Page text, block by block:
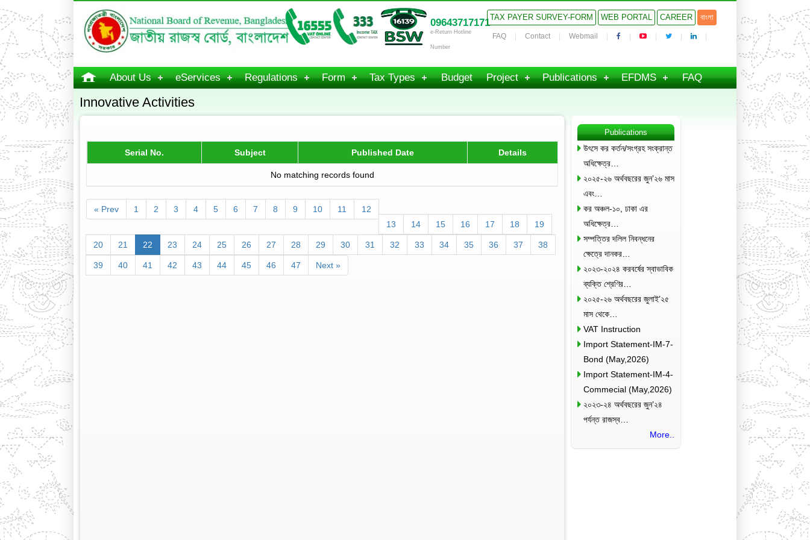
09643717171
e-Return Hotline
Number
TAX PAYER SURVEY-FORM WEB PORTAL CAREER বাংলা
FAQ Contact Webmail
About Us eServices Regulations Form Tax Types Budget Project Publications EFDMS FAQ
Innovative Activities
Serial No. Subject Published Date Details
No matching records found
« Prev 1 2 3 4 5 6 7 8 9 10 11
12
13
14 15 16 17 18 19
20 21 22 23 24 25 26 27 28 29 30 31 32 33 34 35 36 37 38
39 40 41 42 43 44 45 46 47 Next »
Publications
উৎসে কর কর্তন/সংগ্রহ সংক্রান্ত
অধিক্ষেত্র…
২০২৫-২৬ অর্থবছরের জুন’২৬ মাস
এবং…
কর অঞ্চল-১০, ঢাকা এর
অধিক্ষেত্র…
সম্পত্তির দলিল নিবন্ধনের
ক্ষেত্রে দানকর…
২০২৩-২০২৪ করবর্ষের স্বাভাবিক
ব্যক্তি শ্রেণির…
২০২৫-২৬ অর্থবছরের জুলাই’২৫
মাস থেকে…
VAT Instruction
Import Statement-IM-7-
Bond (May,2026)
Import Statement-IM-4-
Commecial (May,2026)
২০২৩-২৪ অর্থবছরের জুন’২৪
পর্যন্ত রাজস্ব…
More..